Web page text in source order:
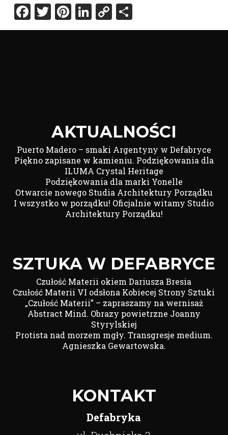
Facebook
Twitter
Pinterest
LinkedIn
Copy
Link
Share
AKTUALNOŚCI
Puerto Madero – smaki Argentyny w Defabryce
Piękno zapisane w kamieniu. Podziękowania dla
ILUMA Crystal Heritage
Podziękowania dla marki Yonelle
Otwarcie nowego Studia Architektury Porządku
I wszystko w porządku! Oficjalnie witamy Studio
Architektury Porządku!
SZTUKA W DEFABRYCE
Czułość Materii okiem Dariusza Bresia
Czułość Materii VI odsłona Kobiecej Strony Sztuki
„Czułość Materii” – zapraszamy na wernisaż
Abstract Mind. Obrazy powietrzne Joanny
Styrylskiej
Protista nad morzem mgły. Transgresje medium.
Agnieszka Gewartowska.
KONTAKT
Defabryka